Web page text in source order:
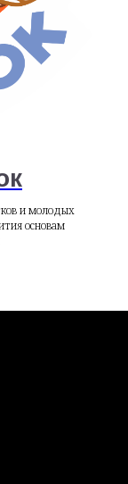
и молодых
основам